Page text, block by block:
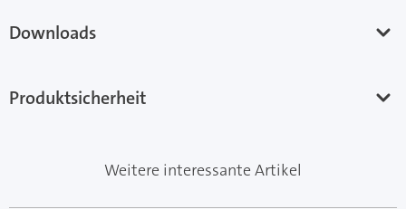
Downloads
Produktsicherheit
Weitere interessante Artikel